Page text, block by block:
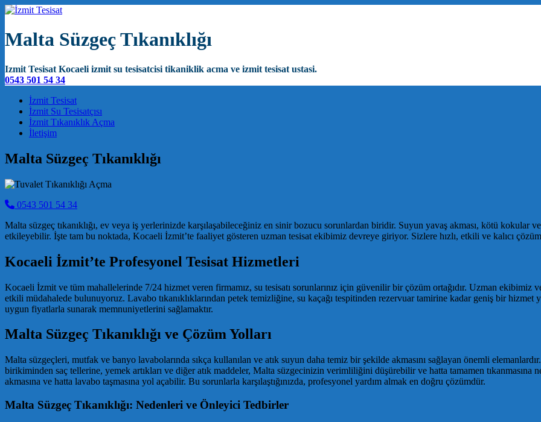
Malta Süzgeç Tıkanıklığı
Izmit Tesisat Kocaeli izmit su tesisatcisi tikaniklik acma ve izmit tesisat ustasi.
0543 501 54 34
Main Navigation
İzmit Tesisat
İzmit Su Tesisatçısı
İzmit Tıkanıklık Açma
İletişim
Malta Süzgeç Tıkanıklığı
0543 501 54 34
Malta süzgeç tıkanıklığı, ev veya iş yerlerinizde karşılaşabileceğiniz en sinir bozucu sorunlardan biridir. Suyun yavaş akması, kötü kokular
etkileyebilir. İşte tam bu noktada, Kocaeli İzmit’te faaliyet gösteren uzman tesisat ekibimiz devreye giriyor. Sizlere hızlı, etkili ve kalıcı
Kocaeli İzmit’te Profesyonel Tesisat Hizmetleri
Kocaeli İzmit ve tüm mahallelerinde 7/24 hizmet veren firmamız, su tesisatı sorunlarınız için güvenilir bir çözüm ortağıdır. Uzman ekibimiz
etkili müdahalede bulunuyoruz. Lavabo tıkanıklıklarından petek temizliğine, su kaçağı tespitinden rezervuar tamirine kadar geniş bir
uygun fiyatlarla sunarak memnuniyetlerini sağlamaktır.
Malta Süzgeç Tıkanıklığı ve Çözüm Yolları
Malta süzgeçleri, mutfak ve banyo lavabolarında sıkça kullanılan ve atık suyun daha temiz bir şekilde akmasını sağlayan önemli
birikiminden saç tellerine, yemek artıkları ve diğer atık maddeler, Malta süzgecinizin verimliliğini düşürebilir ve hatta tamamen tıkanmasına
akmasına ve hatta lavabo taşmasına yol açabilir. Bu sorunlarla karşılaştığınızda, profesyonel yardım almak en doğru çözümdür.
Malta Süzgeç Tıkanıklığı: Nedenleri ve Önleyici Tedbirler